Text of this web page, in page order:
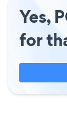
Yes,
for